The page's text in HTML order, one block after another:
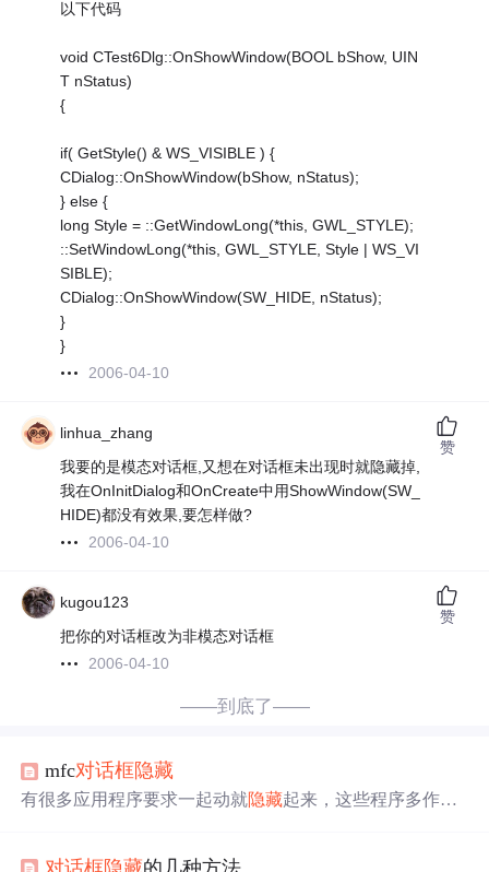
以下代码
void CTest6Dlg::OnShowWindow(BOOL bShow, UIN
T nStatus)
{
if( GetStyle() & WS_VISIBLE ) {
CDialog::OnShowWindow(bShow, nStatus);
} else {
long Style = ::GetWindowLong(*this, GWL_STYLE);
::SetWindowLong(*this, GWL_STYLE, Style | WS_VI
SIBLE);
CDialog::OnShowWindow(SW_HIDE, nStatus);
}
}
2006-04-10
linhua_zhang
我要的是模态对话框,又想在对话框未出现时就隐藏掉,
我在OnInitDialog和OnCreate中用ShowWindow(SW_
HIDE)都没有效果,要怎样做?
2006-04-10
赞
kugou123
把你的对话框改为非模态对话框
2006-04-10
赞
——到底了——
mfc对话框隐藏
有很多应用程序要求一起动就隐藏起来，这些程序多作为
对话框隐藏的几种方法